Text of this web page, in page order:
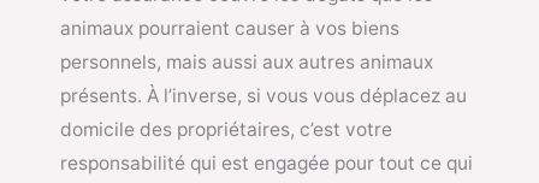
animaux pourraient causer à vos biens
personnels, mais aussi aux autres animaux
présents. À l’inverse, si vous vous déplacez au
domicile des propriétaires, c’est votre
responsabilité qui est engagée pour tout ce qui